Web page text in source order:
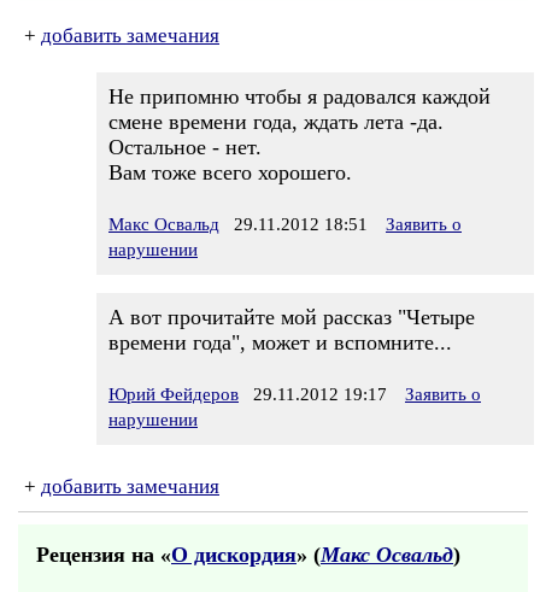
+ добавить замечания
Не припомню чтобы я радовался каждой
смене времени года, ждать лета -да.
Остальное - нет.
Вам тоже всего хорошего.
Макс Освальд 29.11.2012 18:51
Заявить о
нарушении
А вот прочитайте мой рассказ "Четыре
времени года", может и вспомните...
Юрий Фейдеров 29.11.2012 19:17
Заявить о
нарушении
+ добавить замечания
Рецензия на «О дискордия» (Макс Освальд)